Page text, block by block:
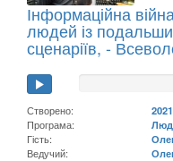
Інформаційна
людей із
сценаріїв, -
Створено:
Програма:
Гість:
Ведучий: